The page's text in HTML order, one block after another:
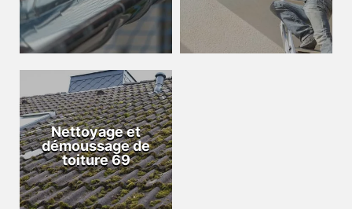
Nettoyage et
démoussage de
toiture 69